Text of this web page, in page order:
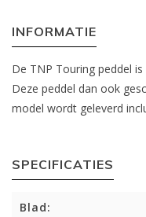
INFORMATIE
De TNP Touring peddel
Deze peddel dan ook
model wordt geleverd
SPECIFICATIES
Blad: